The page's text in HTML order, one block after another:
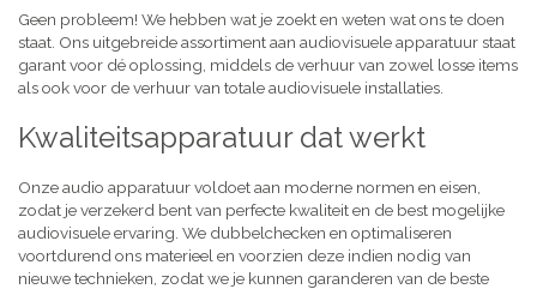
Geen probleem! We hebben wat je zoekt en weten wat ons te doen
staat. Ons uitgebreide assortiment aan audiovisuele apparatuur staat
garant voor dé oplossing, middels de verhuur van zowel losse items
als ook voor de verhuur van totale audiovisuele installaties.
Kwaliteitsapparatuur dat werkt
Onze audio apparatuur voldoet aan moderne normen en eisen,
zodat je verzekerd bent van perfecte kwaliteit en de best mogelijke
audiovisuele ervaring. We dubbelchecken en optimaliseren
voortdurend ons materieel en voorzien deze indien nodig van
nieuwe technieken, zodat we je kunnen garanderen van de beste